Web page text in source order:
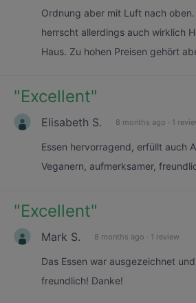
Ordnung aber mit Luft nach
herrscht allerdings auch wirklich
Haus. Zu hohen Preisen gehört
"Excellent"
Elisabeth S. 8 months ago · 1
Essen hervorragend, erfüllt auch
Veganern, aufmerksamer,
"Excellent"
Mark S. 8 months ago · 1 review
Das Essen war ausgezeichnet
freundlich! Danke!